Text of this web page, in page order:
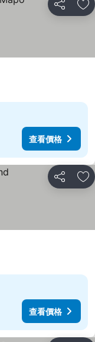
分享 放
查看價格
分享 放
查看價格